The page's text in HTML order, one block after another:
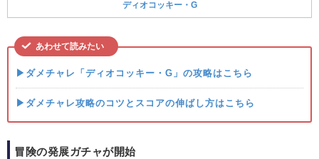
ディオコッキー・G
あわせて読みたい
▶ダメチャレ「ディオコッキー・G」の攻略はこちら
▶ダメチャレ攻略のコツとスコアの伸ばし方はこちら
冒険の発展ガチャが開始